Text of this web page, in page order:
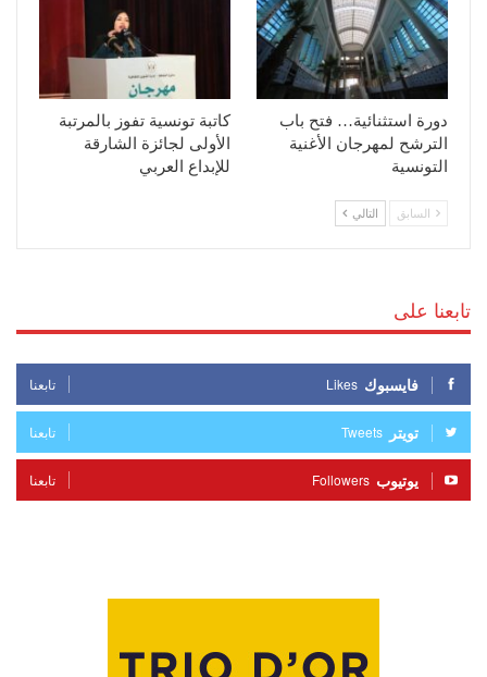
دورة استثنائية… فتح باب
الترشح لمهرجان الأغنية
التونسية
كاتبة تونسية تفوز بالمرتبة
الأولى لجائزة الشارقة
للإبداع العربي
السابق التالي
تابعنا على
فايسبوك Likes تابعنا
تويتر Tweets تابعنا
يوتيوب Followers تابعنا